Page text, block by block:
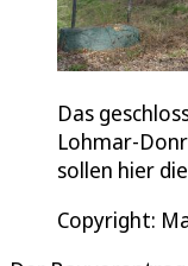
Das
Lohmar-
sollen hier
Copyright: